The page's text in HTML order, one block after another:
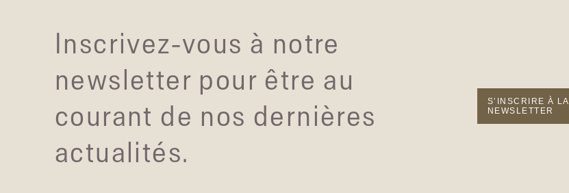
Inscrivez-vous à notre
newsletter pour être au
courant de nos dernières
actualités.
S’INSCRIRE À LA
NEWSLETTER